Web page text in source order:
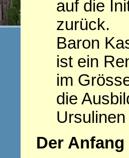
auf die
zurück.
Baron
ist ein
im
die
Der Anfang